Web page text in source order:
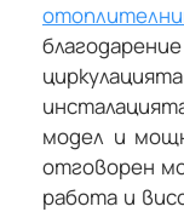
модел и
отговорен
работа и